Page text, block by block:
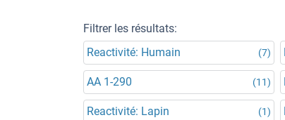
Filtrer les résultats:
Reactivité: Humain
(7)
AA 1-290 (11)
Reactivité: Lapin (1)